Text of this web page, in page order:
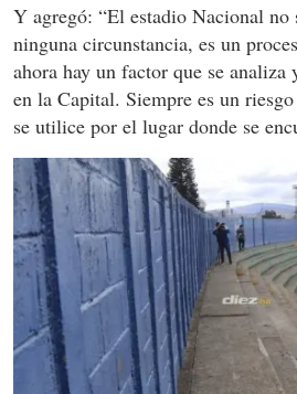
Y agregó: “El estadio Nacional no
ninguna circunstancia, es un
ahora hay un factor que se analiza
en la Capital. Siempre es un
se utilice por el lugar donde se